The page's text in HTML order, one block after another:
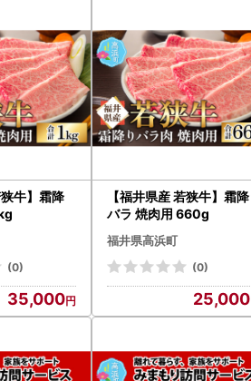
狭牛】霜降
(0)
35,000
【福井県産 若狭牛】霜降
バラ 焼肉用 660g
福井県高浜町
(0)
25,000